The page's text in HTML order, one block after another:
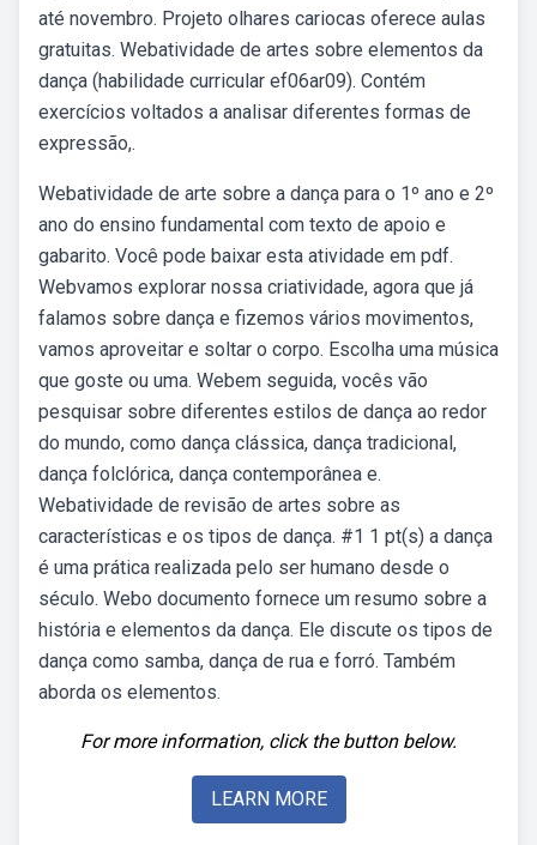
até novembro. Projeto olhares cariocas oferece aulas
gratuitas. Webatividade de artes sobre elementos da
dança (habilidade curricular ef06ar09). Contém
exercícios voltados a analisar diferentes formas de
expressão,.
Webatividade de arte sobre a dança para o 1º ano e 2º
ano do ensino fundamental com texto de apoio e
gabarito. Você pode baixar esta atividade em pdf.
Webvamos explorar nossa criatividade, agora que já
falamos sobre dança e fizemos vários movimentos,
vamos aproveitar e soltar o corpo. Escolha uma música
que goste ou uma. Webem seguida, vocês vão
pesquisar sobre diferentes estilos de dança ao redor
do mundo, como dança clássica, dança tradicional,
dança folclórica, dança contemporânea e.
Webatividade de revisão de artes sobre as
características e os tipos de dança. #1 1 pt(s) a dança
é uma prática realizada pelo ser humano desde o
século. Webo documento fornece um resumo sobre a
história e elementos da dança. Ele discute os tipos de
dança como samba, dança de rua e forró. Também
aborda os elementos.
For more information, click the button below.
LEARN MORE